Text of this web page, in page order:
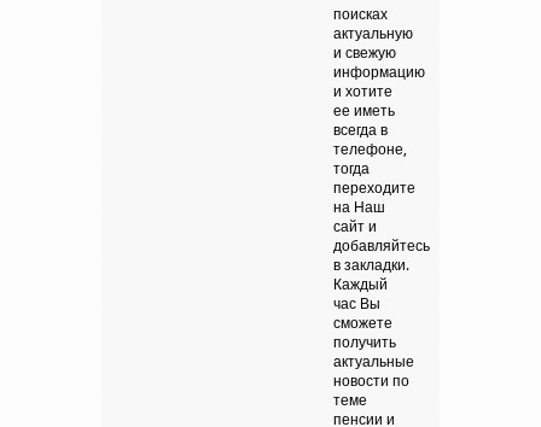
поисках
актуальную
и свежую
информацию
и хотите
ее иметь
всегда в
телефоне,
тогда
переходите
на Наш
сайт и
добавляйтесь
в закладки.
Каждый
час Вы
сможете
получить
актуальные
новости по
теме
пенсии и